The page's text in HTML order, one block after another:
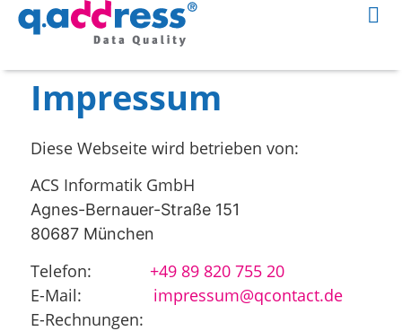
Impressum
Diese Webseite wird betrieben von:
ACS Informatik GmbH
Agnes-Bernauer-Straße 151
80687 München
Telefon: +49 89 820 755 20
E-Mail: impressum@qcontact.de
E-Rechnungen: